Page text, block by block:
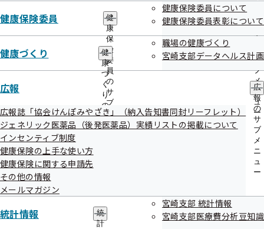
一
覧
の
サ
ブ
メ
ご
案
内
サ
ブ
メ
ニ
ュ
ー
健康保険委員
健
康
保
険
委
員
の
サ
ブ
メ
ニ
健康保険委員について
健康保険委員表彰について
健康づくり
健
康
づ
く
り
の
サ
ブ
職場の健康づくり
宮崎支部データヘルス計画
広報
広
報
の
サ
ブ
メ
ニ
ュ
ー
広報誌「協会けんぽみやざき」（納入告知書同封リーフレット）
ジェネリック医薬品（後発医薬品）実績リストの掲載について
インセンティブ制度
健康保険の上手な使い方
健康保険に関する申請先
その他の情報
メールマガジン
統計情報
統
計
宮崎支部 統計情報
宮崎支部医療費分析豆知識
仕事中や通勤途中に交通事故にあった
このような場合は、労災保険の対象となります。
労災保険はパートやアルバイトを含むすべての労働者が対象
です。
また、個人や勤務先の判断で、健康保険か労災保険かを選択
することはできませんのでご注意ください。
もし誤って健康保険を使って治療する
と・・・